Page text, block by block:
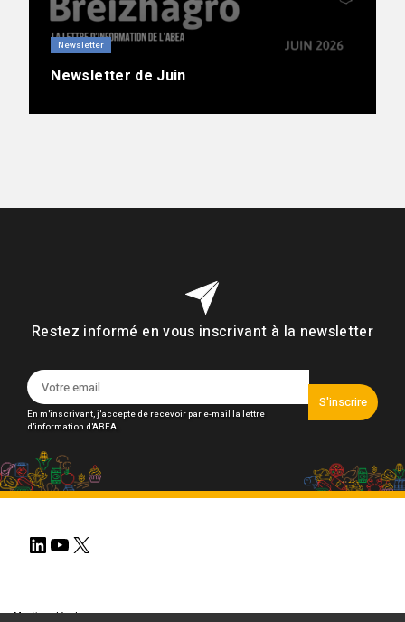
Newsletter
Newsletter de Juin
Restez informé en vous inscrivant à la newsletter
En m'inscrivant, j'accepte de recevoir par e-mail la lettre
d'information d'ABEA.
S'inscrire
LinkedIn
YouTube
X
Mentions légales